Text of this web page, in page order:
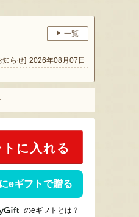
一覧
知らせ] 2026年08月07日
に入れる
eギフトで贈る
のeギフトとは？